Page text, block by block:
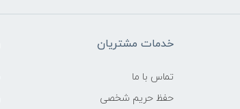
خدمات مشتریان
تماس با ما
حفظ حریم شخصی